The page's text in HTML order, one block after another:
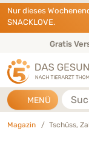
Direkt zu:
INHALT
HAUPTMENÜ
FOOTER
Nur dieses
SNACKLOVE.
Gratis
MENÜ Suche
Magazin Tschüss,